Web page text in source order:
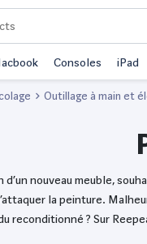
Consoles iPad
Outillage à main et
nouveau meuble,
la peinture.
reconditionné ? Sur